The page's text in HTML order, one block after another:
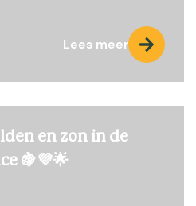
Lees meer
en zon in de
🍇💜🌟